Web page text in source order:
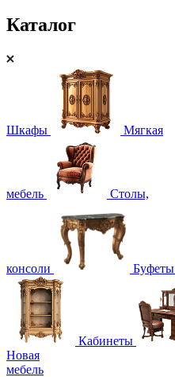
Каталог
Шкафы Мягкая
мебель Столы,
консоли Буфеты
Кабинеты
Новая
мебель